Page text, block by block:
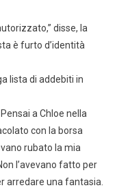
disse, la
è furto d’identità
lista di addebiti in
a Chloe nella
con la borsa
rubato la mia
l’avevano fatto per
arredare una fantasia.